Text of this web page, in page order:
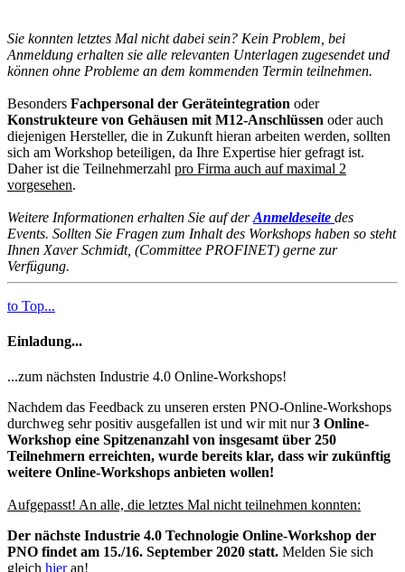
Sie konnten letztes Mal nicht dabei sein? Kein Problem, bei
Anmeldung erhalten sie alle relevanten Unterlagen zugesendet und
können ohne Probleme an dem kommenden Termin teilnehmen.
Besonders Fachpersonal der Geräteintegration oder
Konstrukteure von Gehäusen mit M12-Anschlüssen oder auch
diejenigen Hersteller, die in Zukunft hieran arbeiten werden, sollten
sich am Workshop beteiligen, da Ihre Expertise hier gefragt ist.
Daher ist die Teilnehmerzahl pro Firma auch auf maximal 2
vorgesehen.
Weitere Informationen erhalten Sie auf derAnmeldeseite des
Events. Sollten Sie Fragen zum Inhalt des Workshops haben so steht
Ihnen Xaver Schmidt, (Committee PROFINET) gerne zur
Verfügung.
to Top...
Einladung...
...zum nächsten Industrie 4.0 Online-Workshops!
Nachdem das Feedback zu unseren ersten PNO-Online-Workshops
durchweg sehr positiv ausgefallen ist und wir mit nur3 Online-
Workshop eine Spitzenanzahl von insgesamt über 250
Teilnehmern erreichten, wurde bereits klar, dass wir zukünftig
weitere Online-Workshops anbieten wollen!
Aufgepasst! An alle, die letztes Mal nicht teilnehmen konnten:
Der nächste Industrie 4.0 Technologie Online-Workshop der
PNO findet am 15./16. September 2020 statt. Melden Sie sich
gleich hieran!